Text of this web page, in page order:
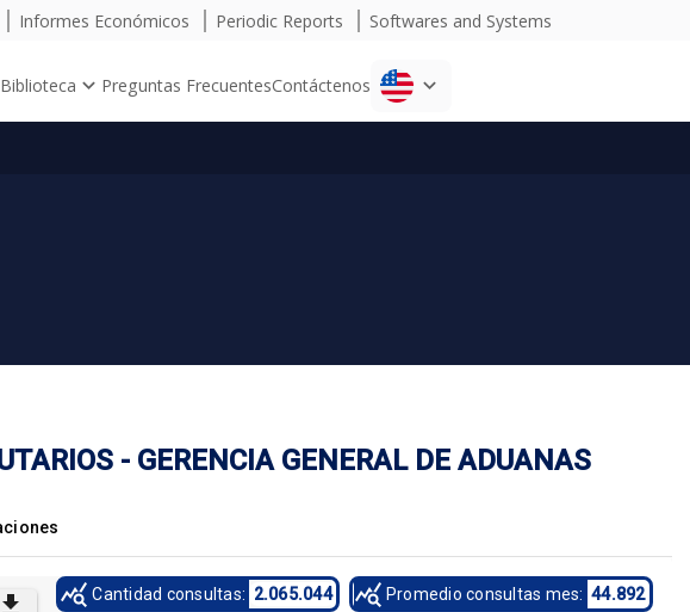
Informes Económicos Periodic Reports Softwares and Systems
Biblioteca Preguntas FrecuentesContáctenos